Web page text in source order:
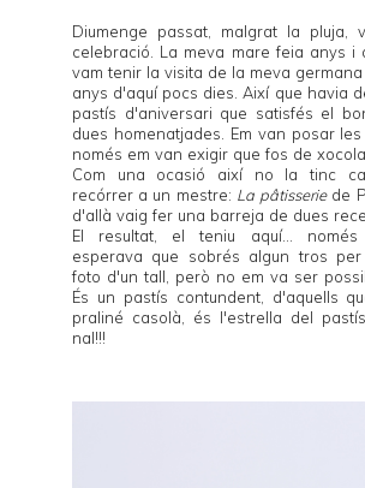
Diumenge passat, malgrat la pluja,
celebració. La meva mare feia anys i
vam tenir la visita de la meva
anys d'aquí pocs dies. Així que havia
pastís d'aniversari que satisfés el
dues homenatjades. Em van posar
només em van exigir que fos de
Com una ocasió així no la tinc
recórrer a un mestre: La pâtisseriede
d'allà vaig fer una barreja de dues
El resultat, el teniu aquí...
esperava que sobrés algun tros
foto d'un tall, però no em va ser
És un pastís contundent, d'aquells
praliné casolà, és l'estrella del
nal!!!